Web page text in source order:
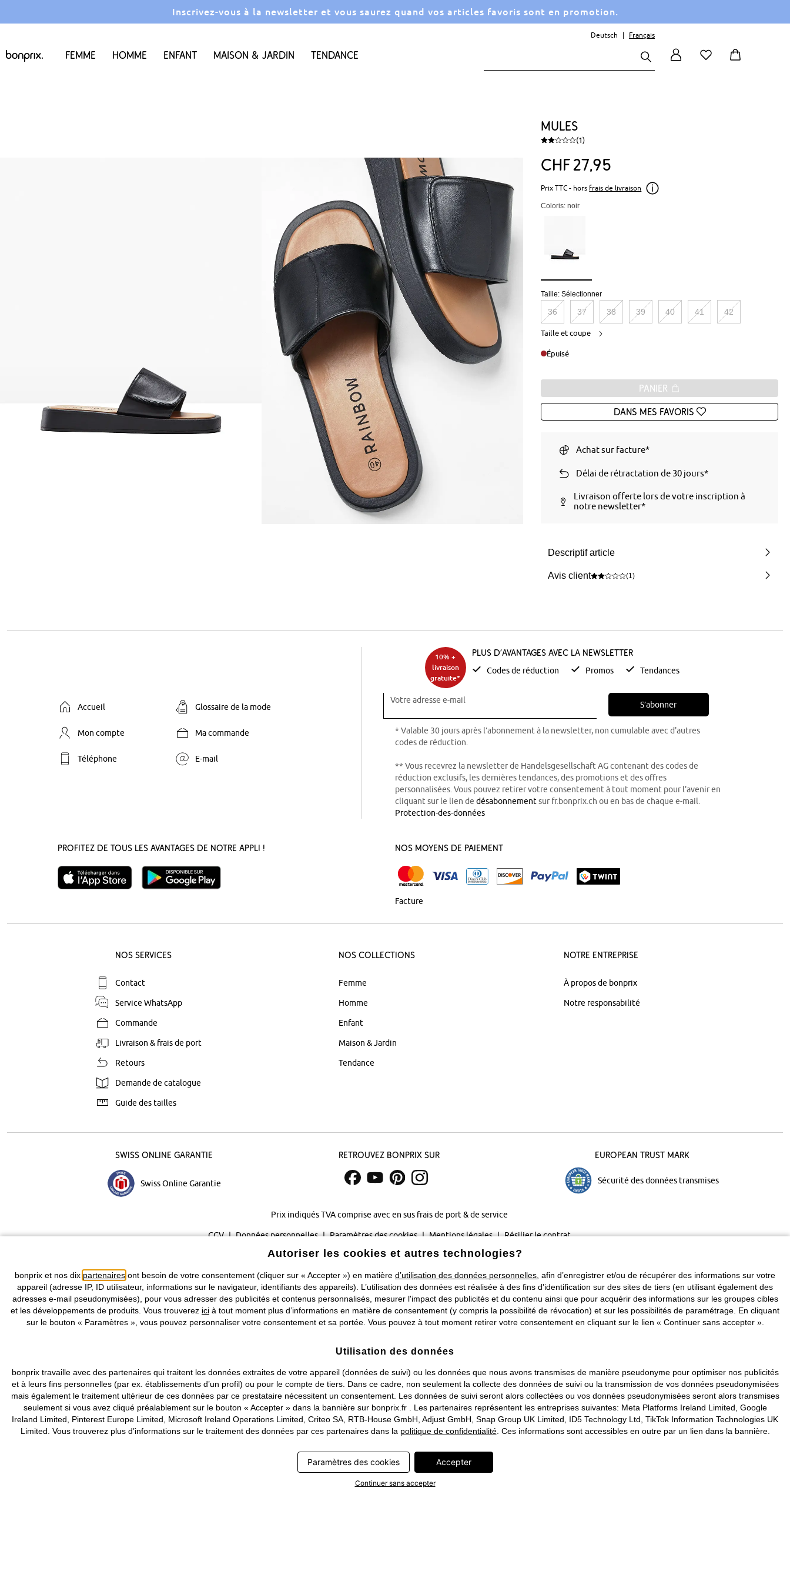
Inscrivez-vous à la newsletter et vous saurez quand vos articles favoris sont en promotion.
Femme Homme Enfant Maison & Jardin Tendance
Deutsch Français
Mules
(1)
CHF27 95
Prix TTC - hors frais de livraison
Coloris: noir
Taille:Sélectionner
36 37 38 39 40 41 42
Taille et coupe
Épuisé
Panier
Dans mes favoris
Achat sur facture*
Délai de rétractation de 30 jours*
Livraison offerte lors de votre inscription à
notre newsletter*
Descriptif article
Avis client (1)
Accueil Glossaire de la mode
Mon compte Ma commande
Téléphone E-mail
10% +
livraison
gratuite*
Plus d’avantages avec la newsletter
Codes de réduction Promos Tendances
Votre adresse e-mail S’abonner
* Valable 30 jours après l’abonnement à la newsletter, non cumulable avec d'autres
codes de réduction.
** Vous recevrez la newsletter de Handelsgesellschaft AG contenant des codes de
réduction exclusifs, les dernières tendances, des promotions et des offres
personnalisées. Vous pouvez retirer votre consentement à tout moment pour l'avenir en
cliquant sur le lien de désabonnementsur fr.bonprix.ch ou en bas de chaque e-mail.
Protection-des-données
Profitez de tous les avantages de notre appli ! Nos Moyens de Paiement
Facture
Nos Services
Contact
Service WhatsApp
Commande
Livraison & frais de port
Retours
Demande de catalogue
Guide des tailles
Nos Collections
Femme
Homme
Enfant
Maison & Jardin
Tendance
Notre Entreprise
À propos de bonprix
Notre responsabilité
Swiss Online Garantie
Swiss Online Garantie
Retrouvez bonprix sur European Trust Mark
Sécurité des données transmises
Prix indiqués TVA comprise avec en sus frais de port & de service
CGV Données personnelles Paramètres des cookies Mentions légales Résilier le contrat
©2026 bonprix.Tous droits réservés.
Changer de pays
Autoriser les cookies et autres technologies?
bonprix et nos dix partenaires ont besoin de votre consentement (cliquer sur « Accepter ») en matière d’utilisation des données personnelles , afin d’enregistrer et/ou de récupérer des informations sur votre
appareil (adresse IP, ID utilisateur, informations sur le navigateur, identifiants des appareils). L’utilisation des données est réalisée à des fins d'identification sur des sites de tiers (en utilisant également des
adresses e-mail pseudonymisées), pour vous adresser des publicités et contenus personnalisés, mesurer l'impact des publicités et du contenu ainsi que pour acquérir des informations sur les groupes cibles
et les développements de produits. Vous trouverez ici à tout moment plus d’informations en matière de consentement (y compris la possibilité de révocation) et sur les possibilités de paramétrage. En cliquant
sur le bouton « Paramètres », vous pouvez personnaliser votre consentement et sa portée. Vous pouvez à tout moment retirer votre consentement en cliquant sur le lien « Continuer sans accepter ».
Utilisation des données
bonprix travaille avec des partenaires qui traitent les données extraites de votre appareil (données de suivi) ou les données que nous avons transmises de manière pseudonyme pour optimiser nos publicités
et à leurs fins personnelles (par ex. établissements d’un profil) ou pour le compte de tiers. Dans ce cadre, non seulement la collecte des données de suivi ou la transmission de vos données pseudonymisées
mais également le traitement ultérieur de ces données par ce prestataire nécessitent un consentement. Les données de suivi seront alors collectées ou vos données pseudonymisées seront alors transmises
seulement si vous avez cliqué préalablement sur le bouton « Accepter » dans la bannière sur bonprix.fr . Les partenaires représentent les entreprises suivantes: Meta Platforms Ireland Limited, Google
Ireland Limited, Pinterest Europe Limited, Microsoft Ireland Operations Limited, Criteo SA, RTB-House GmbH, Adjust GmbH, Snap Group UK Limited, ID5 Technology Ltd, TikTok Information Technologies UK
Limited. Vous trouverez plus d’informations sur le traitement des données par ces partenaires dans la politique de confidentialité. Ces informations sont accessibles en outre par un lien dans la bannière.
Paramètres des cookies Accepter
Continuer sans accepter